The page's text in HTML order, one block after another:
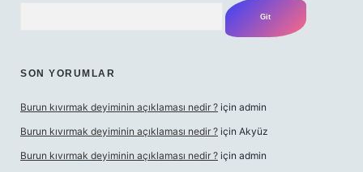
SON YORUMLAR
Burun kıvırmak deyiminin açıklaması nedir ? için admin
Burun kıvırmak deyiminin açıklaması nedir ? için Akyüz
Burun kıvırmak deyiminin açıklaması nedir ? için admin